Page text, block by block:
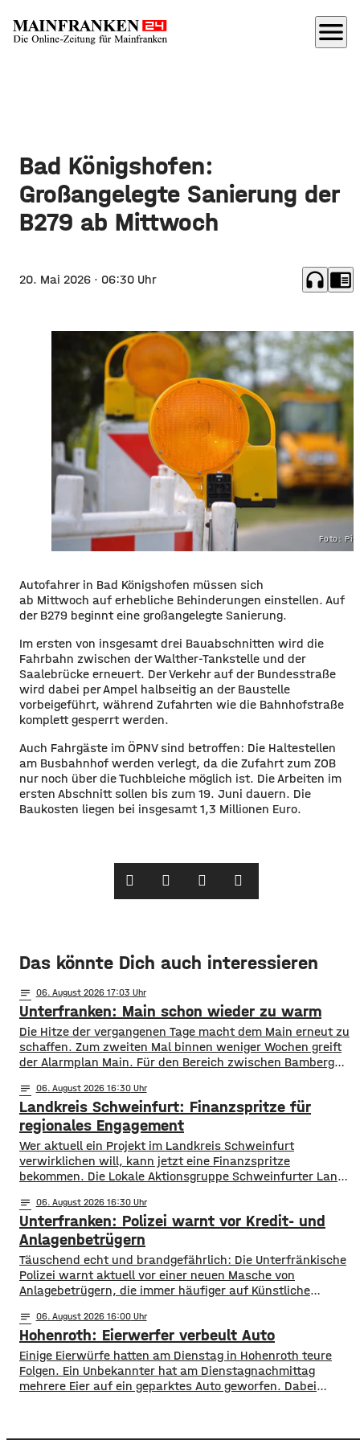
menu
Bad Königshofen:
Großangelegte Sanierung der
B279 ab Mittwoch
20. Mai 2026 · 06:30 Uhr headphones chrome_reader_mode
Foto:
Autofahrer in Bad Königshofen müssen sich
ab Mittwoch auf erhebliche Behinderungen einstellen. Auf
der B279 beginnt eine großangelegte Sanierung.
Im ersten von insgesamt drei Bauabschnitten wird die
Fahrbahn zwischen der Walther-Tankstelle und der
Saalebrücke erneuert. Der Verkehr auf der Bundesstraße
wird dabei per Ampel halbseitig an der Baustelle
vorbeigeführt, während Zufahrten wie die Bahnhofstraße
komplett gesperrt werden.
Auch Fahrgäste im ÖPNV sind betroffen: Die Haltestellen
am Busbahnhof werden verlegt, da die Zufahrt zum ZOB
nur noch über die Tuchbleiche möglich ist. Die Arbeiten im
ersten Abschnitt sollen bis zum 19. Juni dauern. Die
Baukosten liegen bei insgesamt 1,3 Millionen Euro.
Das könnte Dich auch interessieren
notes 06. August 2026 17:03
Unterfranken: Main schon wieder zu warm
Die Hitze der vergangenen Tage macht dem Main erneut zu
schaffen. Zum zweiten Mal binnen weniger Wochen greift
der Alarmplan Main. Für den Bereich zwischen Bamberg
mainabwärts die zweite von drei Warnstufen. Zwar gibt es
aktuell mit dem Sauerstoffgehalt im Wasser noch keine
Probleme, allerdings ist die Wassertemperatur
notes 06. August 2026 16:30
Landkreis Schweinfurt: Finanzspritze für
regionales Engagement
Wer aktuell ein Projekt im Landkreis Schweinfurt
verwirklichen will, kann jetzt eine Finanzspritze
bekommen. Die Lokale Aktionsgruppe Schweinfurter Land
Bewerben können sich Bürger, Vereine und Organisationen.
Die Projekte sollen den Entwicklungszielen des Landkreises
dienen und das Bürgerengagement des Schweinfurter
Lands stärken. Die Entwicklungsziele sind:
Daseinsvorsorge, sozialer Zusammenhalt,
notes 06. August 2026 16:30
Unterfranken: Polizei warnt vor Kredit- und
Anlagenbetrügern
​​Täuschend echt und brandgefährlich: Die Unterfränkische
Polizei warnt aktuell vor einer neuen Masche von
Anlagebetrügern, die immer häufiger auf Künstliche
Menschen aus der Region um ihr Erspartes gebracht. ​Laut
Polizei erstellen die Täter mithilfe von KI täuschen echte
Werbevideos oder fälschen Empfehlungen von prominenten
Persönlichkeiten. Ihr Ziel: echte
notes 06. August 2026 16:00
Hohenroth: Eierwerfer verbeult Auto
Einige Eierwürfe hatten am Dienstag in Hohenroth teure
Folgen. Ein Unbekannter hat am Dienstagnachmittag
mehrere Eier auf ein geparktes Auto geworfen. Dabei